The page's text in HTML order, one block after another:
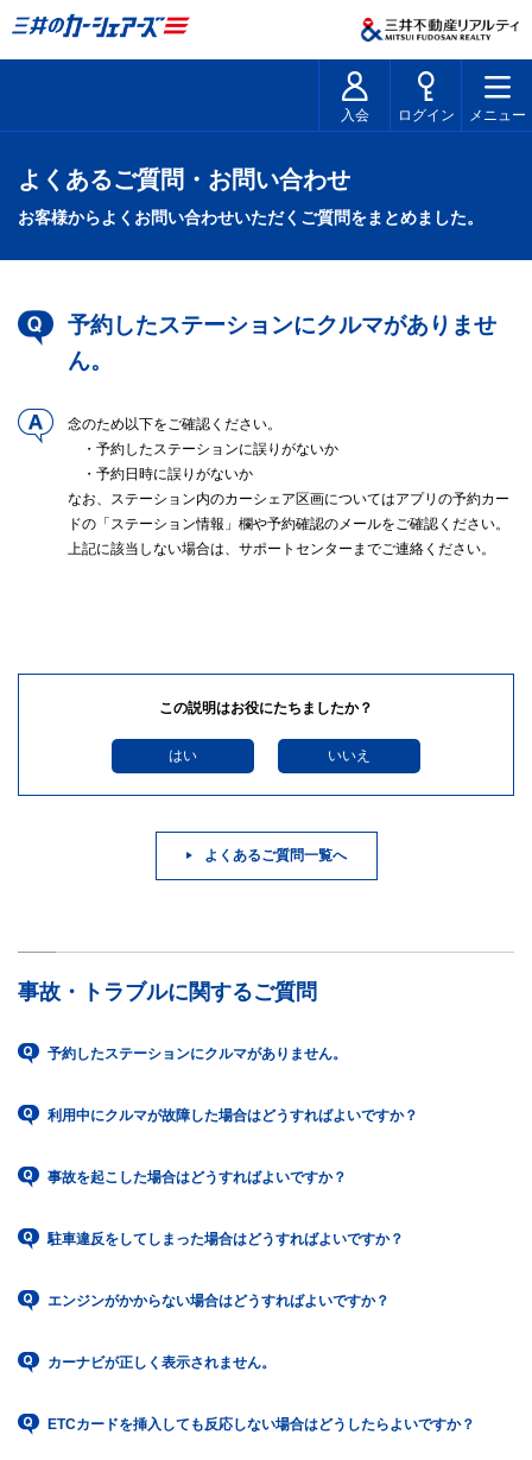
入会 ログイン メニュー
よくあるご質問・お問い合わせ
お客様からよくお問い合わせいただくご質問をまとめました。
予約したステーションにクルマがありませ
ん。
念のため以下をご確認ください。
・予約したステーションに誤りがないか
・予約日時に誤りがないか
なお、ステーション内のカーシェア区画についてはアプリの予約カー
ドの「ステーション情報」欄や予約確認のメールをご確認ください。
上記に該当しない場合は、サポートセンターまでご連絡ください。
この説明はお役にたちましたか？
はい いいえ
よくあるご質問一覧へ
事故・トラブルに関するご質問
予約したステーションにクルマがありません。
利用中にクルマが故障した場合はどうすればよいですか？
事故を起こした場合はどうすればよいですか？
駐車違反をしてしまった場合はどうすればよいですか？
エンジンがかからない場合はどうすればよいですか？
カーナビが正しく表示されません。
ETCカードを挿入しても反応しない場合はどうしたらよいですか？